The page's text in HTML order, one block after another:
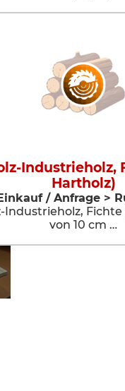
Industrieholz,
Hartholz)
/ Anfrage >
Industrieholz, Fichte
von 10 cm …